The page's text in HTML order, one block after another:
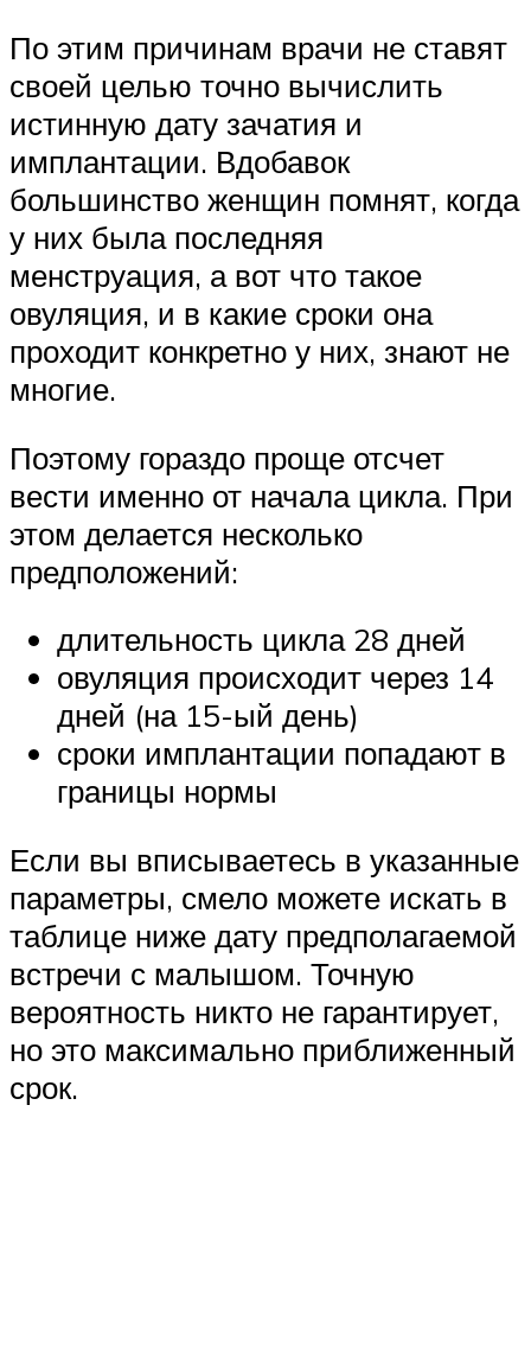
По этим причинам врачи не ставят
своей целью точно вычислить
истинную дату зачатия и
имплантации. Вдобавок
большинство женщин помнят, когда
у них была последняя
менструация, а вот что такое
овуляция, и в какие сроки она
проходит конкретно у них, знают не
многие.
Поэтому гораздо проще отсчет
вести именно от начала цикла. При
этом делается несколько
предположений:
длительность цикла 28 дней
овуляция происходит через 14
дней (на 15-ый день)
сроки имплантации попадают в
границы нормы
Если вы вписываетесь в указанные
параметры, смело можете искать в
таблице ниже дату предполагаемой
встречи с малышом. Точную
вероятность никто не гарантирует,
но это максимально приближенный
срок.